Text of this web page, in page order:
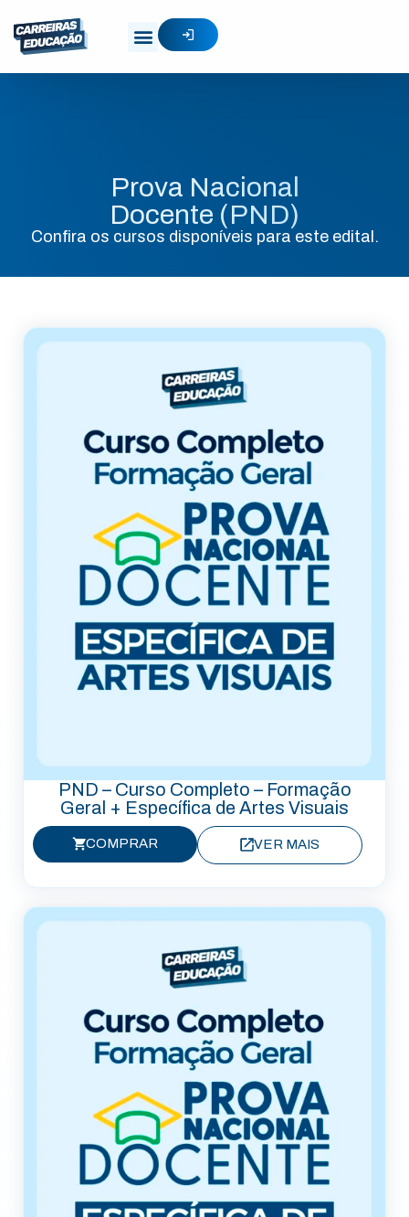
Prova Nacional
Docente (PND)
Confira os cursos disponíveis para este edital.
PND – Curso Completo – Formação
Geral + Específica de Artes Visuais
COMPRAR VER MAIS